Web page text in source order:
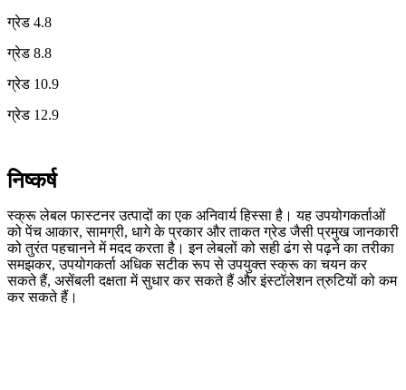
ग्रेड 4.8
ग्रेड 8.8
ग्रेड 10.9
ग्रेड 12.9
निष्कर्ष
स्क्रू लेबल फास्टनर उत्पादों का एक अनिवार्य हिस्सा है। यह उपयोगकर्ताओं
को पेंच आकार, सामग्री, धागे के प्रकार और ताकत ग्रेड जैसी प्रमुख जानकारी
को तुरंत पहचानने में मदद करता है। इन लेबलों को सही ढंग से पढ़ने का तरीका
समझकर, उपयोगकर्ता अधिक सटीक रूप से उपयुक्त स्क्रू का चयन कर
सकते हैं, असेंबली दक्षता में सुधार कर सकते हैं और इंस्टॉलेशन त्रुटियों को कम
कर सकते हैं।